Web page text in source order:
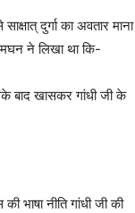
दुर्गा का अवतार माना
ने लिखा था कि-
बाद खासकर गांधी जी के
भाषा नीति गांधी जी की